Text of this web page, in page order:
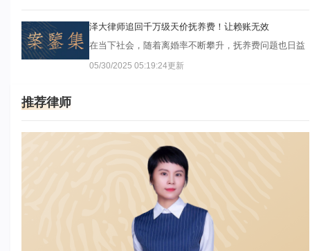
泽大律师追回千万级天价抚养费！让赖账无效
在当下社会，随着离婚率不断攀升，抚养费问题也日益
突出。近期，泽大律师团队承办的一起案件中，男女双
方在离婚协议中约定，男方应向女方支付近千万元的抚
05/30/2025 05:19:24更新
推荐律师